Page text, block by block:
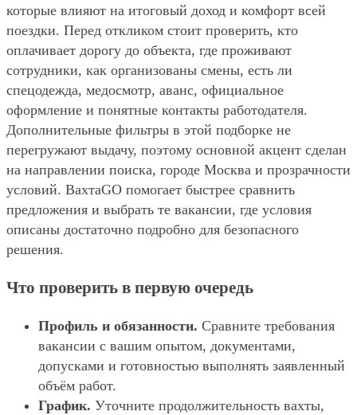
которые влияют на итоговый доход и комфорт всей
поездки. Перед откликом стоит проверить, кто
оплачивает дорогу до объекта, где проживают
сотрудники, как организованы смены, есть ли
спецодежда, медосмотр, аванс, официальное
оформление и понятные контакты работодателя.
Дополнительные фильтры в этой подборке не
перегружают выдачу, поэтому основной акцент сделан
на направлении поиска, городе Москва и прозрачности
условий. ВахтаGO помогает быстрее сравнить
предложения и выбрать те вакансии, где условия
описаны достаточно подробно для безопасного
решения.
Что проверить в первую очередь
Профиль и обязанности. Сравните требования
вакансии с вашим опытом, документами,
допусками и готовностью выполнять заявленный
объём работ.
График. Уточните продолжительность вахты,